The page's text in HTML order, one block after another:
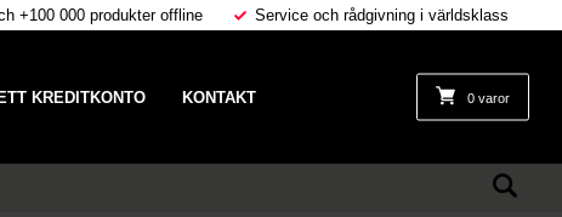
+100 000 produkter offline Service och rådgivning i världsklass
0 varor
KREDITKONTO KONTAKT